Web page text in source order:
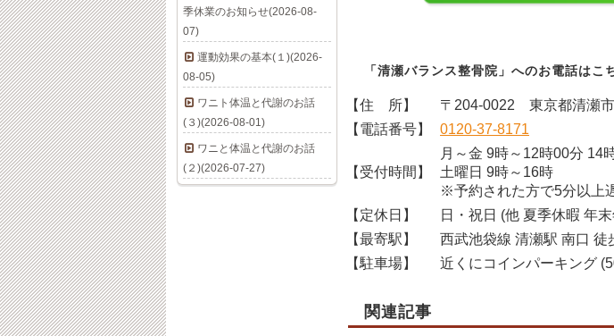
「清瀬バランス整骨院」へのお電話はこ
【住 所】
〒204-0022 東京都清瀬
【電話番号】
0120-37-8171
【受付時間】
月～金 9時～12時00分 14
土曜日 9時～16時
※予約された方で5分以上
【定休日】
日・祝日 (他 夏季休暇 年
【最寄駅】
西武池袋線 清瀬駅 南口 徒
【駐車場】
近くにコインパーキング
関連記事
季休業のお知らせ(2026-08-
07)
運動効果の基本(１)(2026-
08-05)
ワニト体温と代謝のお話
(３)(2026-08-01)
ワニと体温と代謝のお話
(２)(2026-07-27)